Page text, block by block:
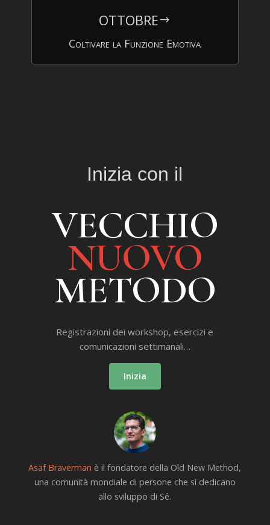
OTTOBRE$
Coltivare la Funzione Emotiva
Inizia con il
VECCHIO
NUOVO
METODO
Registrazioni dei workshop, esercizi e
comunicazioni settimanali…
Inizia
Asaf Braverman è il fondatore della Old New Method,
una comunità mondiale di persone che si dedicano
allo sviluppo di Sé.